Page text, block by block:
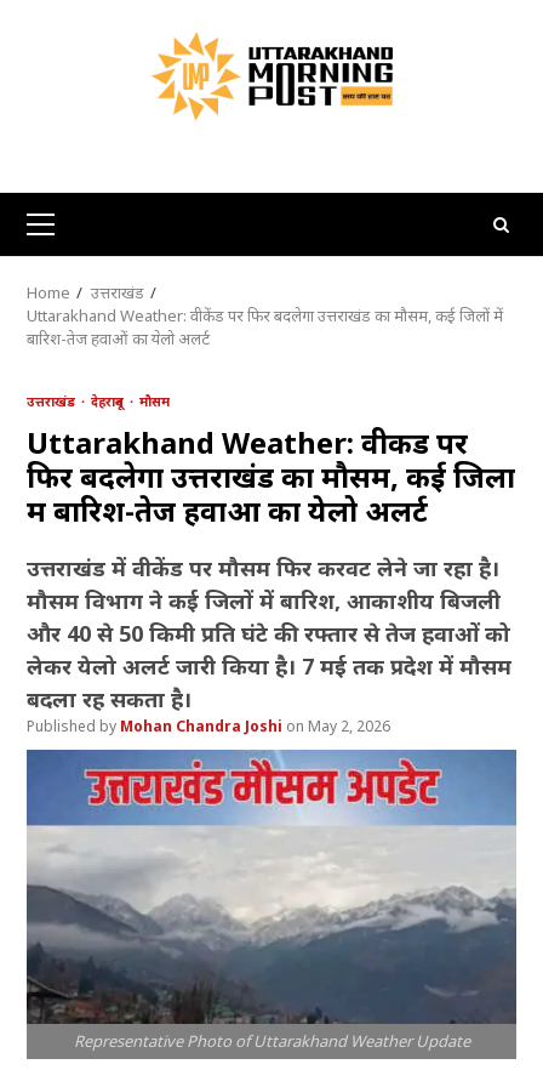
Primary
Menu
Home
उत्तराखंड
Uttarakhand Weather: वीकेंड पर फिर बदलेगा उत्तराखंड का मौसम, कई जिलों में
बारिश-तेज हवाओं का येलो अलर्ट
उत्तराखंड देहरादून मौसम
Uttarakhand Weather: वीकेंड पर
फिर बदलेगा उत्तराखंड का मौसम, कई जिलों
में बारिश-तेज हवाओं का येलो अलर्ट
उत्तराखंड में वीकेंड पर मौसम फिर करवट लेने जा रहा है।
मौसम विभाग ने कई जिलों में बारिश, आकाशीय बिजली
और 40 से 50 किमी प्रति घंटे की रफ्तार से तेज हवाओं को
लेकर येलो अलर्ट जारी किया है। 7 मई तक प्रदेश में मौसम
बदला रह सकता है।
Mohan Chandra Joshi May 2, 2026
Representative Photo of Uttarakhand Weather Update